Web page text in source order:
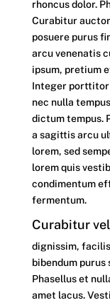
rhoncus dolor.
Curabitur
posuere purus
arcu venenatis
ipsum, pretium
Integer porttitor
nec nulla
dictum tempus.
a sagittis arcu
lorem, sed
lorem quis
condimentum
fermentum.
Curabitur
dignissim,
bibendum
Phasellus et
amet lacus.